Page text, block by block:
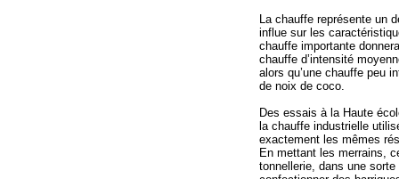
La chauffe représente un
influe sur les
chauffe importante
chauffe d’intensité
alors qu’une chauffe peu
de noix de coco.
Des essais à la Haute
la chauffe industrielle
exactement les mêmes
En mettant les merrains,
tonnellerie, dans une